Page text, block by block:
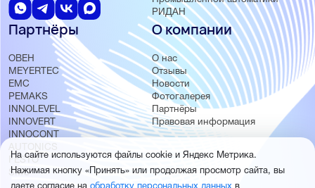
РИДАН
Партнёры
ОВЕН
MEYERTEC
EMC
PEMAKS
INNOLEVEL
INNOVERT
INNOCONT
AUTONICS
FESTO
SMC
О компании
О нас
Отзывы
Новости
Фотогалерея
Партнёры
Правовая информация
На сайте используются файлы cookie и Яндекс Метрика.
Нажимая кнопку «Принять» или продолжая просмотр сайта, вы